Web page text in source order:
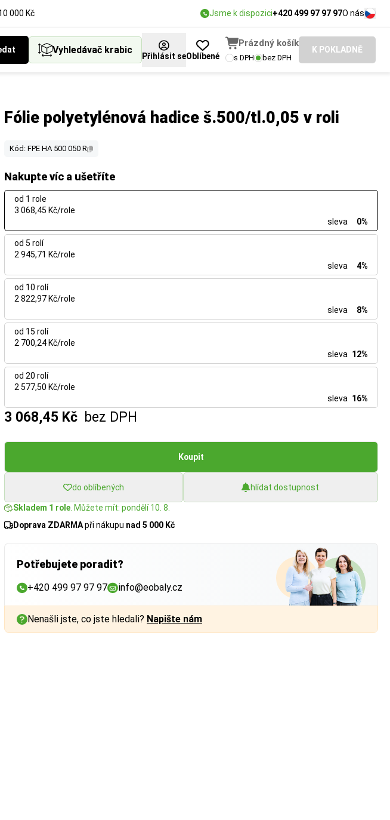
000 Kč Jsme k dispozici+420 499 97 97 97O nás
Vyhledávač krabic
Přihlásit seOblíbené
Prázdný košík
s DPH bez DPH
K POKLADNĚ
Fólie polyetylénová hadice š.500/tl.0,05 v roli
Kód: FPE HA 500 050 R
Nakupte víc a ušetříte
od 1 role
3 068,45 Kč/role
sleva
0%
od 5 rolí
2 945,71 Kč/role
sleva
4%
od 10 rolí
2 822,97 Kč/role
sleva
8%
od 15 rolí
2 700,24 Kč/role
sleva 12%
od 20 rolí
2 577,50 Kč/role
sleva 16%
3 068,45 Kč bez DPH
Koupit
do oblíbených hlídat dostupnost
Skladem 1 role . Můžete mít: pondělí 10. 8.
Doprava ZDARMApři nákupu nad 5 000 Kč
Potřebujete poradit?
+420 499 97 97 97 info@eobaly.cz
Nenašli jste, co jste hledali? Napište nám